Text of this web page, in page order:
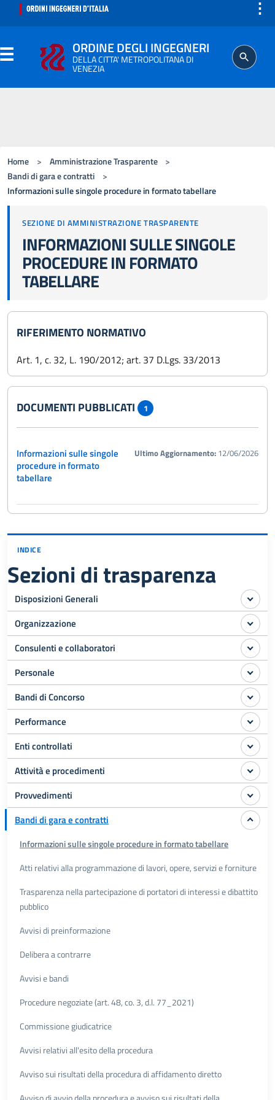
⋮
ORDINE DEGLI INGEGNERI
DELLA CITTA' METROPOLITANA DI
VENEZIA
ISCRITTO
AGGIORNAMENTO PROFESSIONALE
Home > Amministrazione Trasparente
>
Bandi di gara e contratti
>
Informazioni sulle singole procedure in formato tabellare
SEZIONE DI AMMINISTRAZIONE TRASPARENTE
INFORMAZIONI SULLE SINGOLE
PROCEDURE IN FORMATO
TABELLARE
RIFERIMENTO NORMATIVO
Art. 1, c. 32, L. 190/2012; art. 37 D.Lgs. 33/2013
DOCUMENTI PUBBLICATI 1
Informazioni sulle singole
procedure in formato
tabellare
Ultimo Aggiornamento: 12/06/2026
INDICE
Sezioni di trasparenza
Disposizioni Generali
Organizzazione
Consulenti e collaboratori
Personale
Bandi di Concorso
Performance
Enti controllati
Attività e procedimenti
Provvedimenti
Bandi di gara e contratti
Informazioni sulle singole procedure in formato tabellare
Atti relativi alla programmazione di lavori, opere, servizi e forniture
Trasparenza nella partecipazione di portatori di interessi e dibattito
pubblico
Avvisi di preinformazione
Delibera a contrarre
Avvisi e bandi
Procedure negoziate (art. 48, co. 3, d.l. 77_2021)
Commissione giudicatrice
Avvisi relativi all'esito della procedura
Avviso sui risultati della procedura di affidamento diretto